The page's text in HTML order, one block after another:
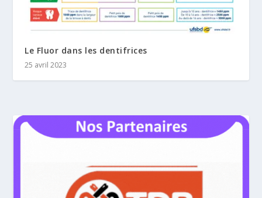
Le Fluor dans les dentifrices
25 avril 2023